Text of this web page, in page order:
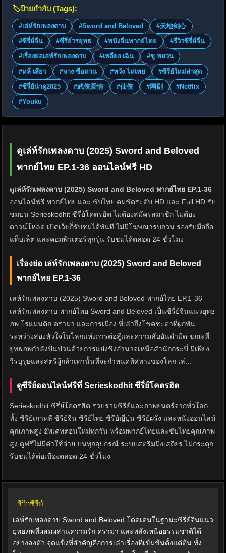
🏷️ป้ายกำกับ (Tags):
#เล่ห์รักเพลงดาบ #Sword and Beloved
#天地剑心
#ซีรี่ย์จีน
#ซีรี่ย์วรยุทธ #หนังจีนพากย์ไทย
#รีวิวซีรี่ย์จีน
#เรื่องย่อเล่ห์รักเพลงดาบ
#เหลียง เฉิน
#ซู หยวน
#หลี่ เสี่ยว
#จาง ซื่อหาน #หวัง ไห่เหย
#ซีรี่ย์ใหม่ล่าสุด
#ซีรี่ย์น่าดู2025
#武侠爱情 #仙侠 #网剧
#Netflix
#Youku
ดูเล่ห์รักเพลงดาบ (2025) Sword and Beloved
พากย์ไทย EP.1-36 ออนไลน์ฟรี HD
ดูเล่ห์รักเพลงดาบ (2025) Sword and Beloved พากย์ไทย EP.1-36
ออนไลน์ฟรี พากย์ไทย และ ซับไทย คมชัดระดับ HD และ Full HD รับ
ชมบน Serieskodhit ซีรี่ย์โคตรฮิต ไม่ต้องสมัครสมาชิก ไม่ต้อง
ดาวน์โหลด เปิดเว็บก็รับชมได้ทันที ไม่มีโฆษณารบกวน รองรับมือถือ
แท็บเล็ต และคอมพิวเตอร์ทุกรุ่น รับชมได้ตลอด 24 ชั่วโมง
เรื่องย่อ เล่ห์รักเพลงดาบ (2025) Sword and Beloved
พากย์ไทย EP.1-36
เล่ห์รักเพลงดาบ (2025) Sword and Beloved พากย์ไทย EP.1-36 —
เล่ห์รักเพลงดาบ พากย์ไทย Sword and Beloved เป็นซีรี่ย์จีนแนวยุทธ
ภพ โรแมนติก ดราม่า และการเมือง ที่เล่าถึงโชคชะตาที่ผูกพัน
ระหว่างสองหัวใจในโลกแห่งการต่อสู้และความลับอันดำมืด ขณะที่
ยุทธภพกำลังปั่นป่วนด้วยการแย่งชิงอำนาจเหนือสำนักกระบี่ มีเพียง
วีรบุรุษและสตรีผู้กล้าเท่านั้นที่จะกำหนดทิศทางของโลก เล่...
ดูซีรีย์ออนไลน์ฟรีที่ Serieskodhit ซีรี่ย์โคตรฮิต
Serieskodhit ซีรี่ย์โคตรฮิต รวบรวมซีรีย์และภาพยนตร์จากทั่วโลก
ทั้ง ซีรีย์เกาหลี ซีรีย์จีน ซีรีย์ไทย ซีรีย์ญี่ปุ่น ซีรีย์ฝรั่ง และหนังออนไลน์
คุณภาพสูง อัพเดทตอนใหม่ทุกวัน พร้อมพากย์ไทยและซับไทยคุณภาพ
สูง ดูฟรีไม่มีค่าใช้จ่าย บนทุกอุปกรณ์ ระบบสตรีมมิ่งเสถียร ไม่กระตุก
รับชมได้ต่อเนื่องตลอด 24 ชั่วโมง
รีวิวซีรี่ย์
เล่ห์รักเพลงดาบ Sword and Beloved โดดเด่นในฐานะซีรี่ย์จีนแนว
ยุทธภพที่ผสมผสานความรัก ดราม่า และพลังเหนือธรรมชาติได้
อย่างลงตัว จุดแข็งที่สำคัญคือการเล่าเรื่องที่เข้มข้นตั้งแต่ต้น ทั้ง